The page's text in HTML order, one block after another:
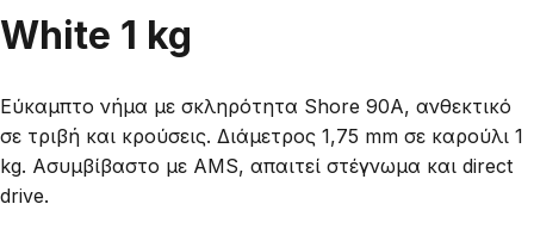
White 1 kg
Εύκαμπτο νήμα με σκληρότητα Shore 90A, ανθεκτικό
σε τριβή και κρούσεις. Διάμετρος 1,75 mm σε καρούλι 1
kg. Ασυμβίβαστο με AMS, απαιτεί στέγνωμα και direct
drive.